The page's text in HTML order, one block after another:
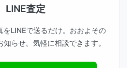
LINE査定
をLINEで送るだけ。おおよその
らせ。気軽に相談できます。